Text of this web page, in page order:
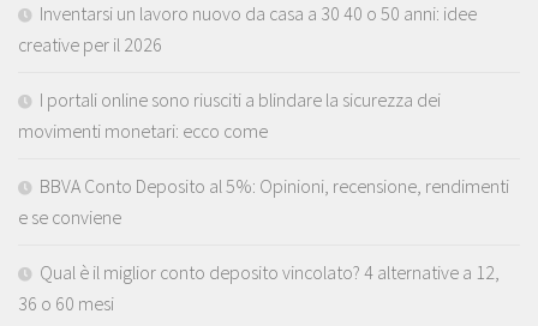
Inventarsi un lavoro nuovo da casa a 30 40 o 50 anni: idee
creative per il 2026
I portali online sono riusciti a blindare la sicurezza dei
movimenti monetari: ecco come
BBVA Conto Deposito al 5%: Opinioni, recensione, rendimenti
e se conviene
Qual è il miglior conto deposito vincolato? 4 alternative a 12,
36 o 60 mesi